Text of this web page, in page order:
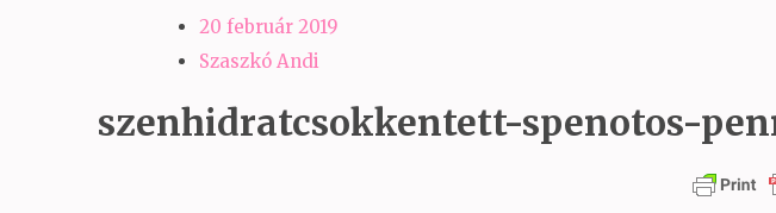
20 február 2019
Szaszkó Andi
szenhidratcsokkentett-spenotos-